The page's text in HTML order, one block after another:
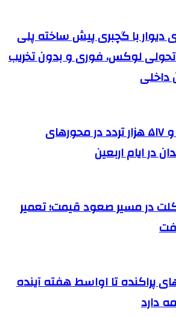
دیوار با گچبری پیش ساخته پلی
تحولی لوکس، فوری و بدون تخریب
داخلی
ثبت ۲ میلیون و ۵۱۷ هزار تردد در محورهای
در ایام اربعین
در مسیر صعود قیمت؛ تعمیر
پراکنده تا اواسط هفته آینده
دارد